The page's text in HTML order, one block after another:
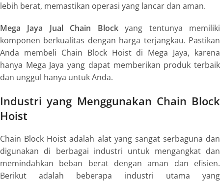
lebih berat, memastikan operasi yang lancar dan aman.
Mega Jaya Jual Chain Blockyang tentunya memiliki
komponen berkualitas dengan harga terjangkau. Pastikan
Anda membeli Chain Block Hoist di Mega Jaya, karena
hanya Mega Jaya yang dapat memberikan produk terbaik
dan unggul hanya untuk Anda.
Industri yang Menggunakan Chain Block
Hoist
Chain Block Hoist adalah alat yang sangat serbaguna dan
digunakan di berbagai industri untuk mengangkat dan
memindahkan beban berat dengan aman dan efisien.
Berikut adalah beberapa industri utama yang